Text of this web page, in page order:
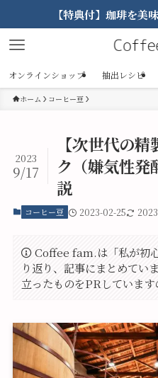
【特典付】珈琲を美
オンラインショップ 抽出レシピ
ホーム コーヒー豆
【次世代の
ク（嫌気性発
説
2023
9/17
コーヒー豆 2023-02-25
Coffee fam.は「私が初
り返り、記事にまとめてい
立ったものをPRしています